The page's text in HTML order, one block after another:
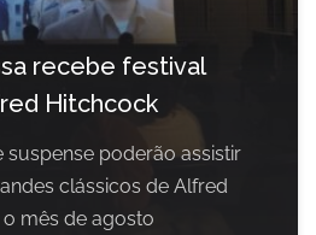
recebe festival
Hitchcock
suspense poderão assistir
clássicos de Alfred
mês de agosto